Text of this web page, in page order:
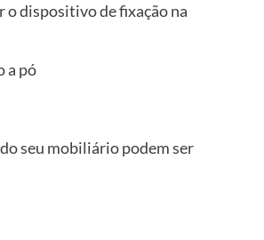
o dispositivo de fixação na
a pó
seu mobiliário podem ser